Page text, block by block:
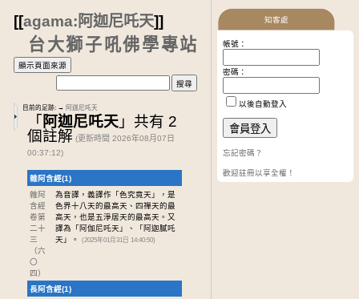
[[agama:阿迦尼吒天]]
台大獅子吼佛學專站
目前的足跡: → 阿迦尼吒天
「阿迦尼吒天」共有 2
個註解 (更新時間 2026年08月07日
00:37:12)
雜阿含經(1)
雜阿
含經
卷第
二十
三
（六
〇
四）
為音譯，義譯作「色究竟天」，是
色界十八天的最高天、四禪天的最
高天，也是五淨居天的最高天。又
譯為「阿伽尼吒天」、「阿迦膩吒
天」。
(2025年01月31日 14:40:50)
長阿含經(1)
知客處
帳號：
密碼：
以後自動登入
忘記密碼？
歡迎註冊以享全權！